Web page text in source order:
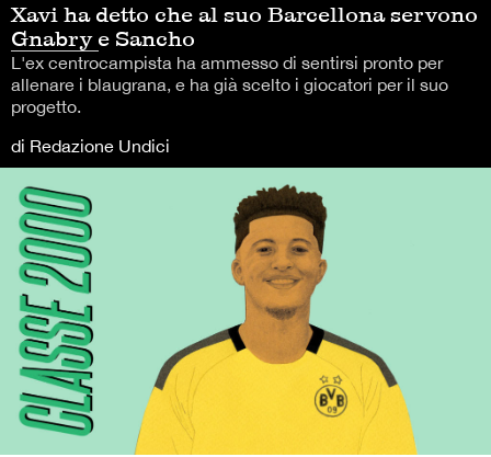
Xavi ha detto che al suo Barcellona servono
Gnabry e Sancho
L'ex centrocampista ha ammesso di sentirsi pronto per
allenare i blaugrana, e ha già scelto i giocatori per il suo
progetto.
di Redazione Undici